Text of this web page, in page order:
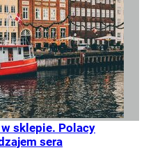
sklepie. Polacy
sera